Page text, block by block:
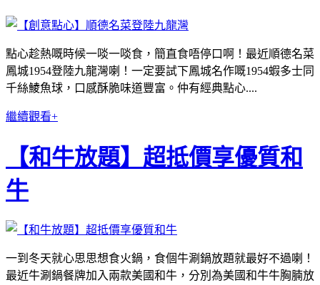
點心趁熱嘅時候一啖一啖食，簡直食唔停口啊！最近順德名菜
鳳城1954登陸九龍灣喇！一定要試下鳳城名作嘅1954蝦多士同
千絲鯪魚球，口感酥脆味道豐富。仲有經典點心....
繼續觀看+
【和牛放題】超抵價享優質和
牛
一到冬天就心思思想食火鍋，食個牛涮鍋放題就最好不過喇！
最近牛涮鍋餐牌加入兩款美國和牛，分別為美國和牛牛胸腩放